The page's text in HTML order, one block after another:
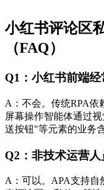
小红书评论区
（FAQ）
Q1：小红书前端
A：不会。传统RPA依
屏幕操作智能体通过
送按钮"等元素的业务
Q2：非技术运营
A：可以。APA支持自